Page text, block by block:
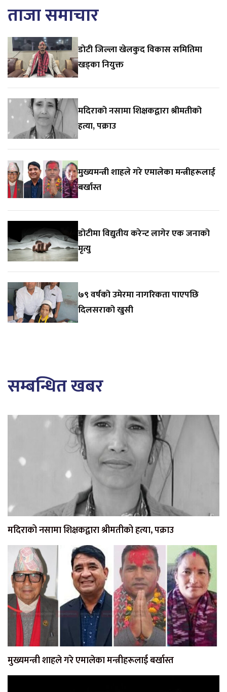
ताजा समाचार
डाेटी जिल्ला खेलकुद विकास समितिमा
खड्का नियुक्त
मदिराको नसामा शिक्षकद्वारा श्रीमतीको
हत्या, पक्राउ
मुख्यमन्त्री शाहले गरे एमालेका मन्त्रीहरूलाई
बर्खास्त
डोटीमा विद्युतीय करेन्ट लागेर एक जनाको
मृत्यु
७९ वर्षको उमेरमा नागरिकता पाएपछि
दिलसराको खुसी
सम्बन्धित खबर
मदिराको नसामा शिक्षकद्वारा श्रीमतीको हत्या, पक्राउ
मुख्यमन्त्री शाहले गरे एमालेका मन्त्रीहरूलाई बर्खास्त